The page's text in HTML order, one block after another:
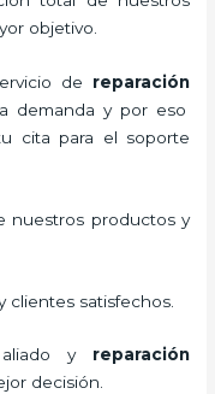
objetivo.
de reparación
demanda y por eso
cita para el soporte
nuestros productos y
clientes satisfechos.
y reparación
decisión.